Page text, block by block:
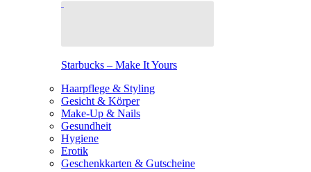
Starbucks – Make It Yours
Haarpflege & Styling
Gesicht & Körper
Make-Up & Nails
Gesundheit
Hygiene
Erotik
Geschenkkarten & Gutscheine